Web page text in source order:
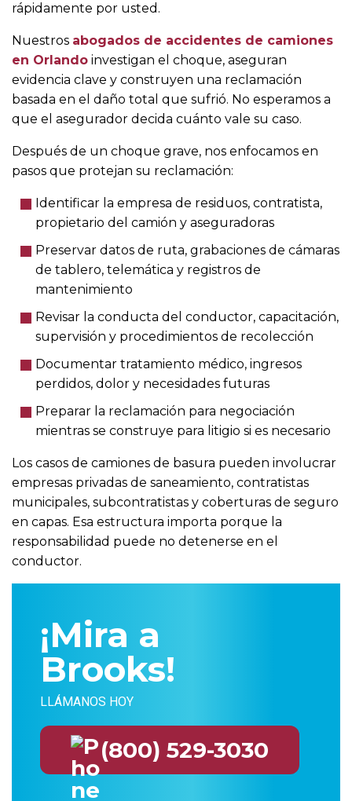
rápidamente por usted.
Nuestros abogados de accidentes de camiones
en Orlando investigan el choque, aseguran
evidencia clave y construyen una reclamación
basada en el daño total que sufrió. No esperamos a
que el asegurador decida cuánto vale su caso.
Después de un choque grave, nos enfocamos en
pasos que protejan su reclamación:
Identificar la empresa de residuos, contratista,
propietario del camión y aseguradoras
Preservar datos de ruta, grabaciones de cámaras
de tablero, telemática y registros de
mantenimiento
Revisar la conducta del conductor, capacitación,
supervisión y procedimientos de recolección
Documentar tratamiento médico, ingresos
perdidos, dolor y necesidades futuras
Preparar la reclamación para negociación
mientras se construye para litigio si es necesario
Los casos de camiones de basura pueden involucrar
empresas privadas de saneamiento, contratistas
municipales, subcontratistas y coberturas de seguro
en capas. Esa estructura importa porque la
responsabilidad puede no detenerse en el
conductor.
¡Mira a
Brooks!
LLÁMANOS HOY
(800) 529-3030